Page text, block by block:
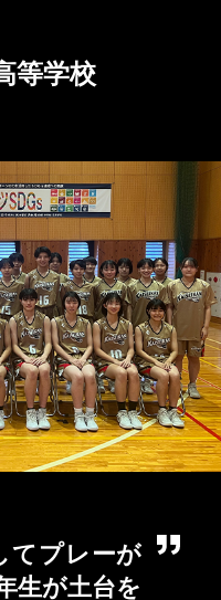
等学校
てプレーが
生が土台を